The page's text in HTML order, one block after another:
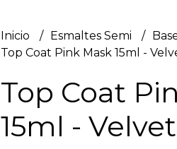
Inicio
Esmaltes Semi
Top Coat Pink Mask 15ml -
Top Coat
15ml -